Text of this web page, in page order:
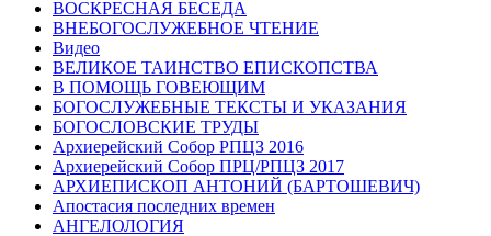
ВОСКРЕСНАЯ БЕСЕДА
ВНЕБОГОСЛУЖЕБНОЕ ЧТЕНИЕ
Видео
ВЕЛИКОЕ ТАИНСТВО ЕПИСКОПСТВА
В ПОМОЩЬ ГОВЕЮЩИМ
БОГОСЛУЖЕБНЫЕ ТЕКСТЫ И УКАЗАНИЯ
БОГОСЛОВСКИЕ ТРУДЫ
Архиерейский Собор РПЦЗ 2016
Архиерейский Собор ПРЦ/РПЦЗ 2017
АРХИЕПИСКОП АНТОНИЙ (БАРТОШЕВИЧ)
Апостасия последних времен
АНГЕЛОЛОГИЯ